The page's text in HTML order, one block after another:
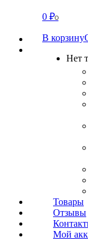
0 ₽0
В корзину
Нет
СВЯЗАТЬСЯ
О нас
Товары
Отзывы
Мой